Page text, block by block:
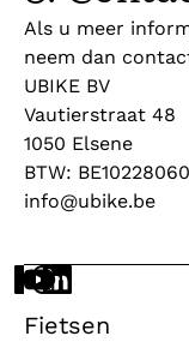
Als u meer
neem dan
UBIKE BV
Vautierstraat 48
1050 Elsene
BTW:
info@ubike.be
Fietsen